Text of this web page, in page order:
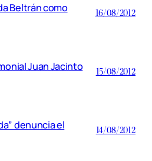
Beltrán como 16/08/2012
Juan Jacinto 15/08/2012
denuncia el 14/08/2012